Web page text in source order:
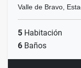
Valle de Bravo,
5 Habitación
6 Baños